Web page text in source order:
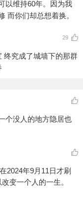
以维持60年。因为我
而你们却总想着换。
29
终究成了城墙下的那群
个没人的地方隐居也
2024年9月11日才刷
变一个人的一生。